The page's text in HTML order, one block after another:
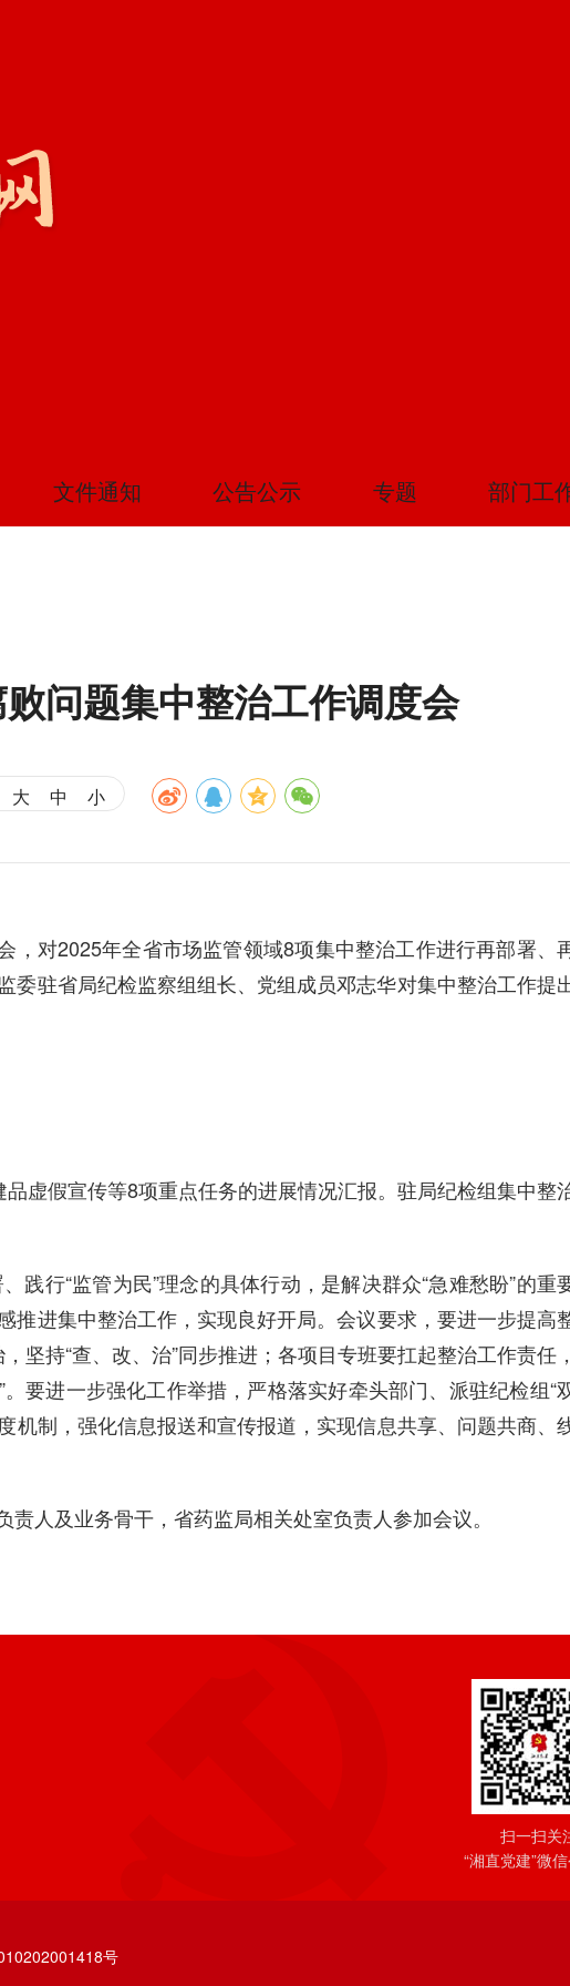
文件通知 公告公示 专题 部门工
问题集中整治工作调度会
大 中 小
对2025年全省市场监管领域8项集中整治工作进行再部署、
驻省局纪检监察组组长、党组成员邓志华对集中整治工作提
虚假宣传等8项重点任务的进展情况汇报。驻局纪检组集中整
践行“监管为民”理念的具体行动，是解决群众“急难愁盼”的重
推进集中整治工作，实现良好开局。会议要求，要进一步提高
坚持“查、改、治”同步推进；各项目专班要扛起整治工作责任
要进一步强化工作举措，严格落实好牵头部门、派驻纪检组“
机制，强化信息报送和宣传报道，实现信息共享、问题共商、
责人及业务骨干，省药监局相关处室负责人参加会议。
扫一扫关
“湘直党建”微
号